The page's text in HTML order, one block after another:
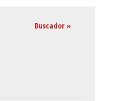
Buscador »